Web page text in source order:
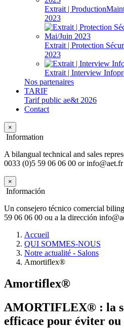
Extrait |
2023
Extrait | Protection
2023
Extrait | Interview
Nos partenaires
TARIF
Tarif public ae&t 2026
Contact
×
Information
A bilangual technical and sales
0033 (0)5 59 06 06 00 or info@aet.fr
×
Información
Un consejero técnico comercial
59 06 06 00 ou a la dirección
Accueil
QUI SOMMES-NOUS
Notre actualité - Salons
Amortiflex®
Amortiflex®
AMORTIFLEX® : la
efficace pour éviter